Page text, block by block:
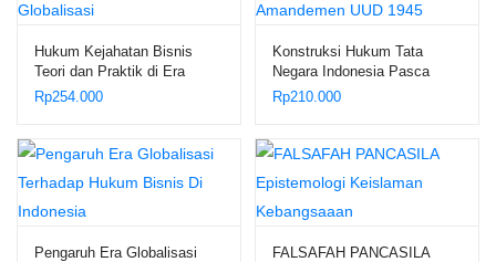
Hukum Kejahatan Bisnis
Teori dan Praktik di Era
Globalisasi
Rp254.000
Konstruksi Hukum Tata
Negara Indonesia Pasca
Amandemen UUD 1945
Rp210.000
Pengaruh Era Globalisasi
FALSAFAH PANCASILA